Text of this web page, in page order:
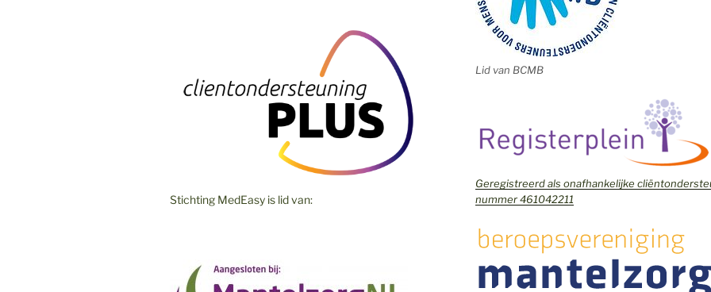
Stichting MedEasy is lid van:
Lid van BCMB
Geregistreerd als onafhankelijke
nummer 461042211